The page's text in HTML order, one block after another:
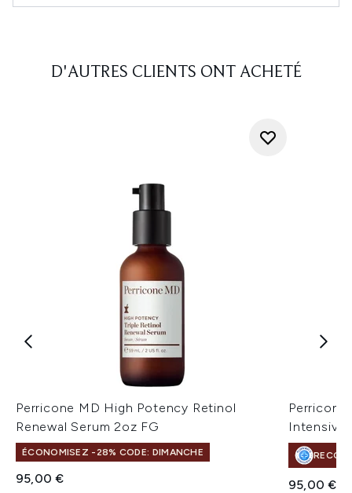
D'AUTRES CLIENTS ONT ACHETÉ
Perricone MD High Potency Retinol
Renewal Serum 2oz FG
ÉCONOMISEZ -28% CODE: DIMANCHE
95,00 €
Intensive
95,00 €